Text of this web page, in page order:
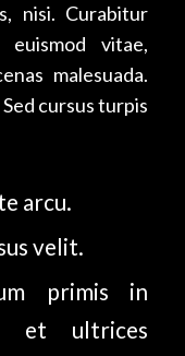
nisi. Curabitur
vitae,
malesuada.
cursus turpis
arcu.
velit.
primis in
et ultrices